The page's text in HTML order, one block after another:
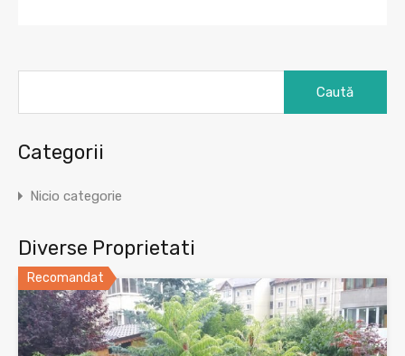
Categorii
Nicio categorie
Diverse Proprietati
Recomandat